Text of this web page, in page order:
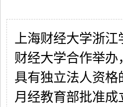
上海财经大学浙
财经大学合作举
具有独立法人资格
月经教育部批准成